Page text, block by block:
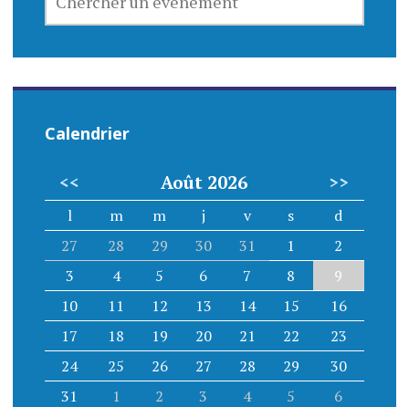
UN
Calendrier
<< Août 2026 >>
l m m j v s
d
27
28 29 30 31 1
2
3
4 5 6 7 8
9
10
11 12 13 14 15
16
17
18 19 20 21 22
23
24
25 26 27 28 29
30
31
1 2 3 4 5 6